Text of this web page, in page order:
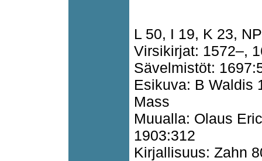
L 50, I 19, K 23,
Virsikirjat: 1572–,
Sävelmistöt:
Esikuva: B Waldis
Mass
Muualla: Olaus
1903:312
Kirjallisuus: Zahn